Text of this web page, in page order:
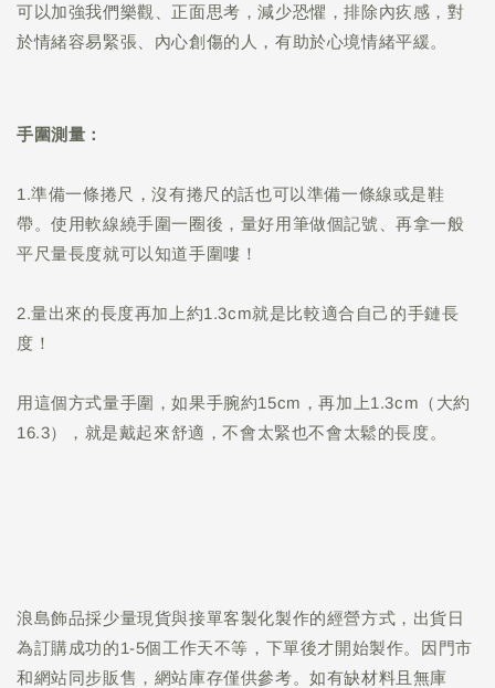
可以加強我們樂觀、正面思考，減少恐懼，排除內疚感，對
於情緒容易緊張、內心創傷的人，有助於心境情緒平緩。
手圍測量：
1.準備一條捲尺，沒有捲尺的話也可以準備一條線或是鞋
帶。使用軟線繞手圍一圈後，量好用筆做個記號、再拿一般
平尺量長度就可以知道手圍嘍！
2.量出來的長度再加上約1.3cm就是比較適合自己的手鏈長
度！
用這個方式量手圍，如果手腕約15cm，再加上1.3cm（大約
16.3），就是戴起來舒適，不會太緊也不會太鬆的長度。
浪島飾品採少量現貨與接單客製化製作的經營方式，出貨日
為訂購成功的1-5個工作天不等，下單後才開始製作。因門市
和網站同步販售，網站庫存僅供參考。如有缺材料且無庫